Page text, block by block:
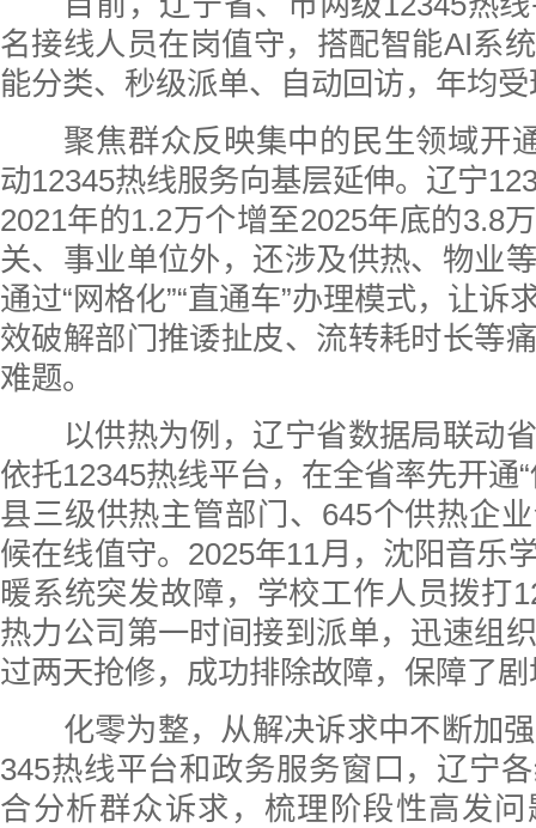
名接线人员在岗值守，搭配智能AI系
能分类、秒级派单、自动回访，年均
聚焦群众反映集中的民生领域开通
动12345热线服务向基层延伸。辽宁
2021年的1.2万个增至2025年底的3.8
关、事业单位外，还涉及供热、物业
通过“网格化”“直通车”办理模式，让诉
效破解部门推诿扯皮、流转耗时长等
难题。
以供热为例，辽宁省数据局联动省
依托12345热线平台，在全省率先开通
县三级供热主管部门、645个供热企
候在线值守。2025年11月，沈阳音乐
暖系统突发故障，学校工作人员拨打
热力公司第一时间接到派单，迅速组
过两天抢修，成功排除故障，保障了
化零为整，从解决诉求中不断加强
345热线平台和政务服务窗口，辽宁
合分析群众诉求，梳理阶段性高发